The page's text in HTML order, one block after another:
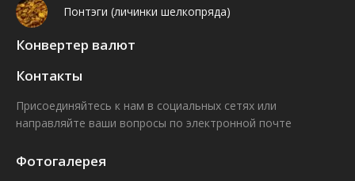
Понтэги (личинки шелкопряда)
Конвертер валют
Контакты
Присоединяйтесь к нам в социальных сетях или
направляйте ваши вопросы по электронной почте
Фотогалерея